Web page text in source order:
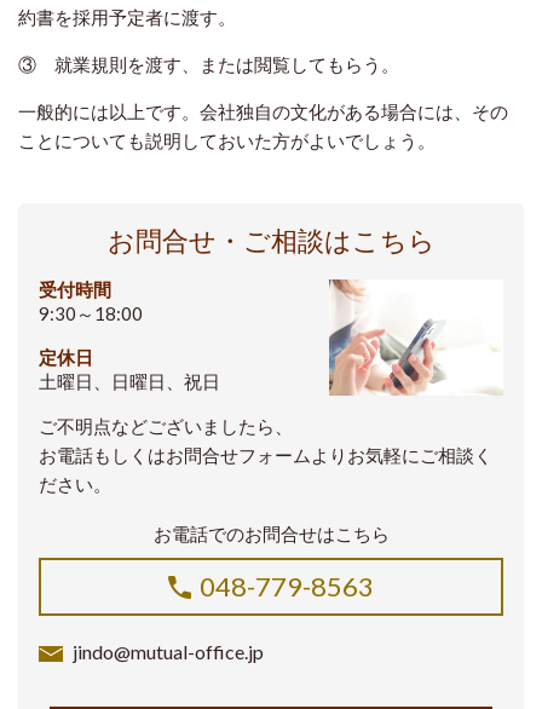
約書を採用予定者に渡す。
③ 就業規則を渡す、または閲覧してもらう。
一般的には以上です。会社独自の文化がある場合には、その
ことについても説明しておいた方がよいでしょう。
お問合せ・ご相談はこちら
受付時間
9:30～18:00
定休日
土曜日、日曜日、祝日
ご不明点などございましたら、
お電話もしくはお問合せフォームよりお気軽にご相談く
ださい。
お電話でのお問合せはこちら
048-779-8563
jindo@mutual-office.jp